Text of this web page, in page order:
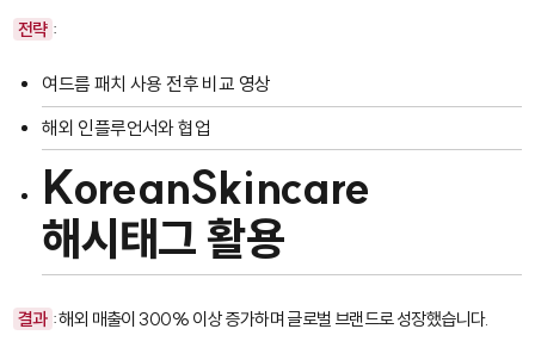
전략 :
여드름 패치 사용 전후 비교 영상
해외 인플루언서와 협업
KoreanSkincare
해시태그 활용
결과 : 해외 매출이 300% 이상 증가하며 글로벌 브랜드로 성장했습니다.